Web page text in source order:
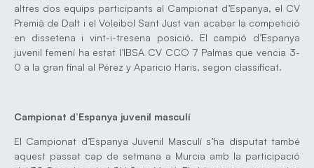
altres dos equips participants al Campionat d’Espanya, el CV
Premià de Dalt i el Voleibol Sant Just van acabar la competició
en dissetena i vint-i-tresena posició. El campió d’Espanya
juvenil femení ha estat l’IBSA CV CCO 7 Palmas que vencia 3-
0 a la gran final al Pérez y Aparicio Haris, segon classificat.
Campionat d’Espanya juvenil masculí
El Campionat d’Espanya Juvenil Masculí s’ha disputat també
aquest passat cap de setmana a Murcia amb la participació